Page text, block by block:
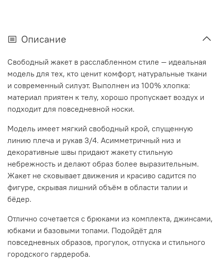
Описание
Свободный жакет в расслабленном стиле — идеальная
модель для тех, кто ценит комфорт, натуральные ткани
и современный силуэт. Выполнен из 100% хлопка:
материал приятен к телу, хорошо пропускает воздух и
подходит для повседневной носки.
Модель имеет мягкий свободный крой, спущенную
линию плеча и рукав 3/4. Асимметричный низ и
декоративные швы придают жакету стильную
небрежность и делают образ более выразительным.
Жакет не сковывает движения и красиво садится по
фигуре, скрывая лишний объём в области талии и
бёдер.
Отлично сочетается с брюками из комплекта, джинсами,
юбками и базовыми топами. Подойдёт для
повседневных образов, прогулок, отпуска и стильного
городского гардероба.